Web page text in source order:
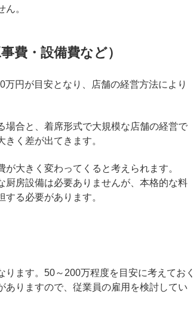
。
費・設備費など）
円が目安となり、店舗の経営方法により
場合と、着席形式で大規模な店舗の経営で
く差が出てきます。
大きく変わってくると考えられます。
厨房設備は必要ありませんが、本格的な料
る必要があります。
ます。50～200万程度を目安に考えておく
ありますので、従業員の雇用を検討してい